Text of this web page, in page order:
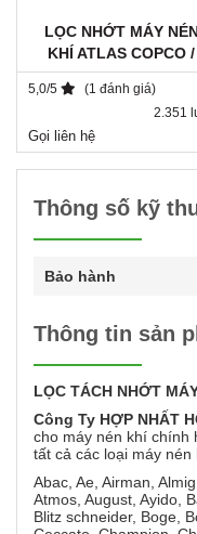
LỌC NHỚT MÁY
KHÍ ATLAS COPCO /
1615943680 / DA
5,0/5
(1 đánh giá)
2.351
Gọi liên hệ
Thông số kỹ
Bảo hành
Thông tin sản
LỌC TÁCH NHỚT
Công Ty HỢP NHẤT
cho máy nén khí chính
tất cả các loại máy nén
Abac, Ae, Airman,
Atmos, August, Ayido,
Blitz schneider, Boge,